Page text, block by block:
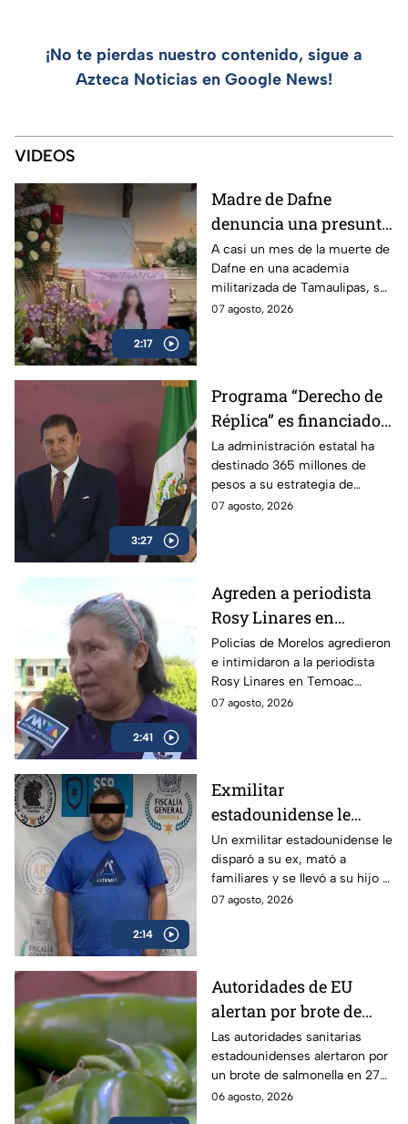
¡No te pierdas nuestro contenido, sigue a
Azteca Noticias en Google News!
VIDEOS
2:17
Madre de Dafne
denuncia una presunta
red familiar tras la
muerte de su hija en
Tamaulipas
A casi un mes de la muerte de
Dafne en una academia
militarizada de Tamaulipas, su
madre exige justicia y
07 agosto, 2026
3:27
Programa “Derecho de
Réplica” es financiado
con dinero de los
poblanos, pero se usa
para atacar a la prensa
crítica
La administración estatal ha
destinado 365 millones de
pesos a su estrategia de
comunicación social, lo que
07 agosto, 2026
2:41
Agreden a periodista
Rosy Linares en
Morelos durante
cobertura del asesinato
del alcalde de Temoac
Policías de Morelos agredieron
e intimidaron a la periodista
Rosy Linares en Temoac
mientras realizaba una
07 agosto, 2026
2:14
Exmilitar
estadounidense le
disparó a su ex en
Saltillo, mató a
familiares y se llevó a
su hijo
Un exmilitar estadounidense le
disparó a su ex, mató a
familiares y se llevó a su hijo a
la frontera.
07 agosto, 2026
Autoridades de EU
alertan por brote de
Salmonella en cultivos
de jalapeño en México
Las autoridades sanitarias
estadounidenses alertaron por
un brote de salmonella en 27
estados vinculados a el chile
06 agosto, 2026